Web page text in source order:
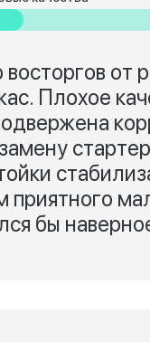
от
Плохое
бы